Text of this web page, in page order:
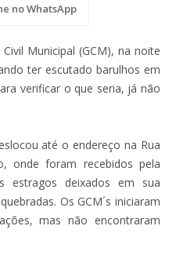
no WhatsApp
Municipal (GCM), na noite
ter escutado barulhos em
verificar o que seria, já não
até o endereço na Rua
onde foram recebidos pela
estragos deixados em sua
Os GCM´s iniciaram
mas não encontraram